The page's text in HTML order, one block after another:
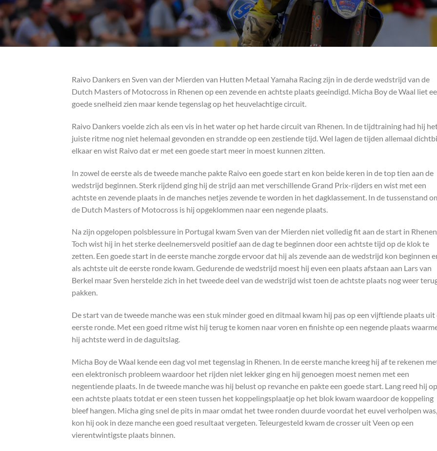
Raivo Dankers en Sven van der Mierden van Hutten Metaal Yamaha Racing zijn in de derde wedstrijd van de
Dutch Masters of Motocross in Rhenen op een zevende en achtste plaats geeindigd. Micha Boy de Waal liet
goede snelheid zien maar kende tegenslag op het heuvelachtige circuit.
Raivo Dankers voelde zich als een vis in het water op het harde circuit van Rhenen. In de tijdtraining had hij
juiste ritme nog niet helemaal gevonden en strandde op een zestiende tijd. Wel lagen de tijden allemaal
elkaar en wist Raivo dat er met een goede start meer in moest kunnen zitten.
In zowel de eerste als de tweede manche pakte Raivo een goede start en kon beide keren in de top tien aan de
wedstrijd beginnen. Sterk rijdend ging hij de strijd aan met verschillende Grand Prix-rijders en wist met een
achtste en zevende plaats in de manches netjes zevende te worden in het dagklassement. In de tussenstand
de Dutch Masters of Motocross is hij opgeklommen naar een negende plaats.
Na zijn opgelopen polsblessure in Portugal kwam Sven van der Mierden niet volledig fit aan de start in
Toch wist hij in het sterke deelnemersveld positief aan de dag te beginnen door een achtste tijd op de klok te
zetten. Een goede start in de eerste manche zorgde ervoor dat hij als zevende aan de wedstrijd kon beginnen
als achtste uit de eerste ronde kwam. Gedurende de wedstrijd moest hij even een plaats afstaan aan Lars van
Berkel maar Sven herstelde zich in het tweede deel van de wedstrijd wist toen de achtste plaats nog weer
pakken.
De start van de tweede manche was een stuk minder goed en ditmaal kwam hij pas op een vijftiende plaats uit
eerste ronde. Met een goed ritme wist hij terug te komen naar voren en finishte op een negende plaats
hij achtste werd in de daguitslag.
Micha Boy de Waal kende een dag vol met tegenslag in Rhenen. In de eerste manche kreeg hij af te rekenen
een elektronisch probleem waardoor het rijden niet lekker ging en hij genoegen moest nemen met een
negentiende plaats. In de tweede manche was hij belust op revanche en pakte een goede start. Lang reed hij op
een achtste plaats totdat er een steen tussen het koppelingsplaatje op het blok kwam waardoor de koppeling
bleef hangen. Micha ging snel de pits in maar omdat het twee ronden duurde voordat het euvel verholpen was,
kon hij ook in deze manche een goed resultaat vergeten. Teleurgesteld kwam de crosser uit Veen op een
vierentwintigste plaats binnen.